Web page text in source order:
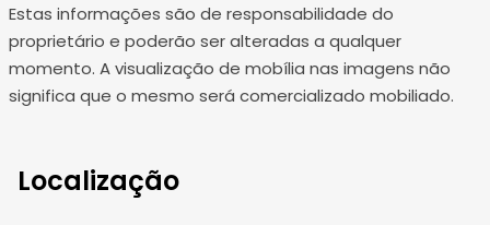
Estas informações são de responsabilidade do
proprietário e poderão ser alteradas a qualquer
momento. A visualização de mobília nas imagens não
significa que o mesmo será comercializado mobiliado.
Localização